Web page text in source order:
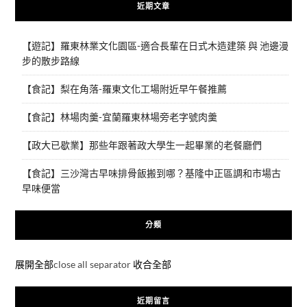
近期文章
【遊記】羅東林業文化園區-適合長輩在日式木造建築 與 池邊漫
步的散步路線
【食記】梨在角落-羅東文化工場附近早午餐推薦
【食記】林場肉羹-宜蘭羅東林場旁老字號肉羹
【政大已歇業】那些年跟著政大學生一起畢業的老餐廳們
【食記】三沙灣古早味排骨飯搬到哪？基隆中正區調和市場古
早味便當
分類
展開全部close all separator 收合全部
近期留言